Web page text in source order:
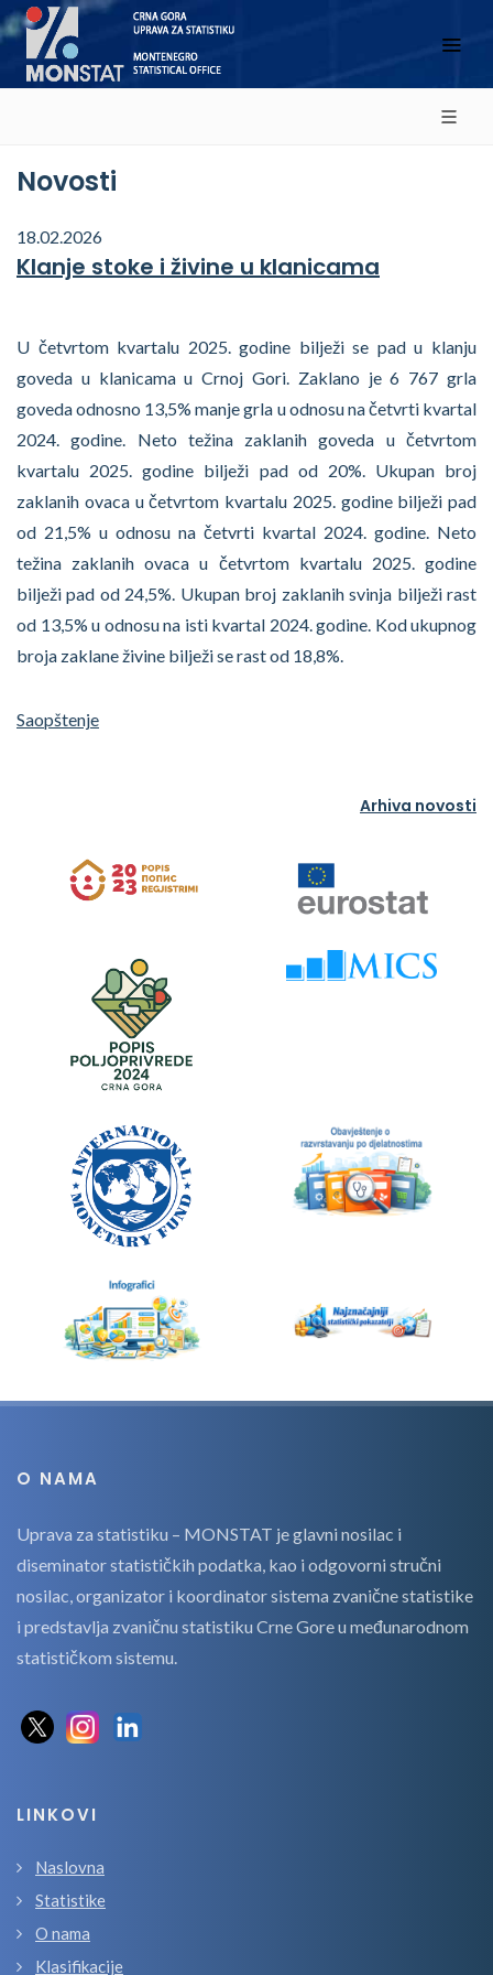
Novosti
18.02.2026
Klanje stoke i živine u klanicama
U četvrtom kvartalu 2025. godine bilježi se pad u klanju
goveda u klanicama u Crnoj Gori. Zaklano je 6 767 grla
goveda odnosno 13,5% manje grla u odnosu na četvrti kvartal
2024. godine. Neto težina zaklanih goveda u četvrtom
kvartalu 2025. godine bilježi pad od 20%. Ukupan broj
zaklanih ovaca u četvrtom kvartalu 2025. godine bilježi pad
od 21,5% u odnosu na četvrti kvartal 2024. godine. Neto
težina zaklanih ovaca u četvrtom kvartalu 2025. godine
bilježi pad od 24,5%. Ukupan broj zaklanih svinja bilježi rast
od 13,5% u odnosu na isti kvartal 2024. godine. Kod ukupnog
broja zaklane živine bilježi se rast od 18,8%.
Saopštenje
Arhiva novosti
O NAMA
Uprava za statistiku – MONSTAT je glavni nosilac i
diseminator statističkih podatka, kao i odgovorni stručni
nosilac, organizator i koordinator sistema zvanične statistike
i predstavlja zvaničnu statistiku Crne Gore u međunarodnom
statističkom sistemu.
LINKOVI
Naslovna
Statistike
O nama
Klasifikacije